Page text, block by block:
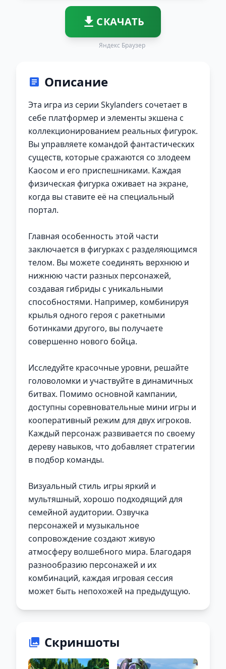
СКАЧАТЬ
Яндекс Браузер
Описание
Эта игра из серии Skylanders сочетает в
себе платформер и элементы экшена с
коллекционированием реальных фигурок.
Вы управляете командой фантастических
существ, которые сражаются со злодеем
Каосом и его приспешниками. Каждая
физическая фигурка оживает на экране,
когда вы ставите её на специальный
портал.
Главная особенность этой части
заключается в фигурках с разделяющимся
телом. Вы можете соединять верхнюю и
нижнюю части разных персонажей,
создавая гибриды с уникальными
способностями. Например, комбинируя
крылья одного героя с ракетными
ботинками другого, вы получаете
совершенно нового бойца.
Исследуйте красочные уровни, решайте
головоломки и участвуйте в динамичных
битвах. Помимо основной кампании,
доступны соревновательные мини игры и
кооперативный режим для двух игроков.
Каждый персонаж развивается по своему
дереву навыков, что добавляет стратегии
в подбор команды.
Визуальный стиль игры яркий и
мультяшный, хорошо подходящий для
семейной аудитории. Озвучка
персонажей и музыкальное
сопровождение создают живую
атмосферу волшебного мира. Благодаря
разнообразию персонажей и их
комбинаций, каждая игровая сессия
может быть непохожей на предыдущую.
Скриншоты